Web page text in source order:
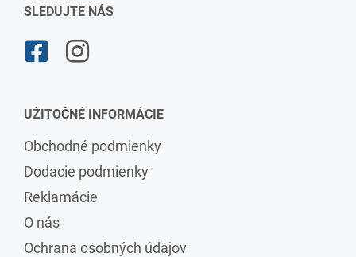
SLEDUJTE NÁS
UŽITOČNÉ INFORMÁCIE
Obchodné podmienky
Dodacie podmienky
Reklamácie
O nás
Ochrana osobných údajov